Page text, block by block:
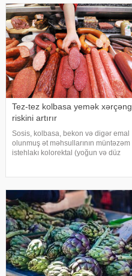
Tez-tez kolbasa yemək xərçəng
riskini artırır
Sosis, kolbasa, bekon və digər emal
olunmuş ət məhsullarının müntəzəm
istehlakı kolorektal (yoğun və düz
Endokrinologiy